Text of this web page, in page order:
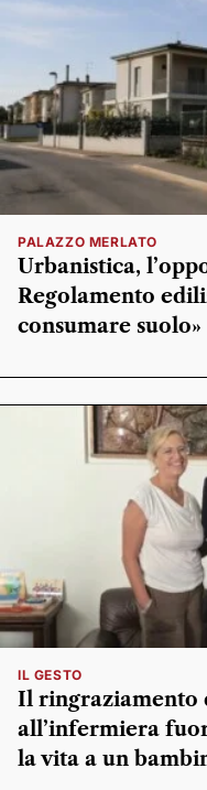
PALAZZO MERLATO
Urbanistica,
Regolamento
consumare suolo»
IL GESTO
Il ringraziamento
all’infermiera
la vita a un